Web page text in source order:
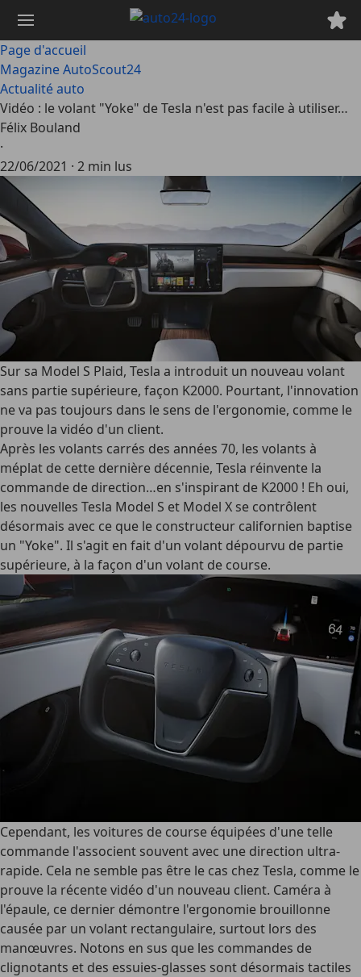
contenu
principal
Page d'accueil
Magazine AutoScout24
Actualité auto
Vidéo : le volant "Yoke" de Tesla n'est pas facile à utiliser…
Félix Bouland
·
22/06/2021 · 2 min lus
Sur sa Model S Plaid, Tesla a introduit un nouveau volant
sans partie supérieure, façon K2000. Pourtant, l'innovation
ne va pas toujours dans le sens de l'ergonomie, comme le
prouve la vidéo d'un client.
Après les volants carrés des années 70, les volants à
méplat de cette dernière décennie, Tesla réinvente la
commande de direction…en s'inspirant de K2000 ! Eh oui,
les nouvelles Tesla Model S et Model X se contrôlent
désormais avec ce que le constructeur californien baptise
un "Yoke". Il s'agit en fait d'un volant dépourvu de partie
supérieure, à la façon d'un volant de course.
Cependant, les voitures de course équipées d'une telle
commande l'associent souvent avec une direction ultra-
rapide. Cela ne semble pas être le cas chez Tesla, comme le
prouve la récente vidéo d'un nouveau client. Caméra à
l'épaule, ce dernier démontre l'ergonomie brouillonne
causée par un volant rectangulaire, surtout lors des
manœuvres. Notons en sus que les commandes de
clignotants et des essuies-glasses sont désormais tactiles